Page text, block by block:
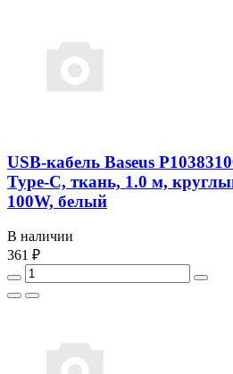
USB-кабель Baseus
Type-C, ткань, 1.0 м,
100W, белый
В наличии
361 ₽